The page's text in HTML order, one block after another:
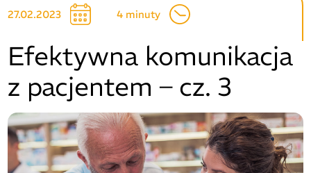
27.02.2023 4 minuty
Efektywna komunikacja
z pacjentem – cz. 3